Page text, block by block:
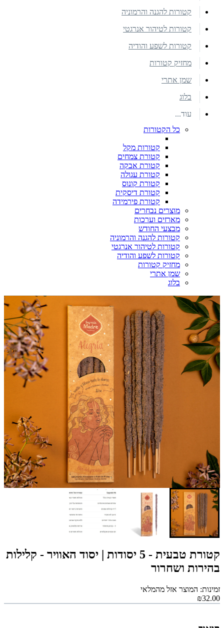
קטורות להגנה והרמוניה
קטורות לטיהור אנרגטי
קטורות לשפע והודיה
מחזיק קטורות
שמן אתרי
בלוג
עוד...
כל הקטורות
קטורות מקל
קטורת צמחים
קטורת אבקה
קטורת עגולה
קטורת קונוס
קטורת דיסקית
קטורת פירמידה
מוצרים נבחרים
מארזים וערכות
מבצעי החודש
קטורות להגנה והרמוניה
קטורות לטיהור אנרגטי
קטורות לשפע והודיה
מחזיק קטורות
שמן אתרי
בלוג
קטורת טבעית - 5 יסודות | יסוד האוויר - קלילות
בהירות ושחרור
זמינות: המוצר אזל מהמלאי
₪32.00